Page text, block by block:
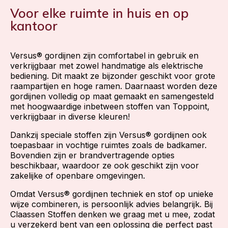
Voor elke ruimte in huis en op
kantoor
Versus® gordijnen zijn comfortabel in gebruik en
verkrijgbaar met zowel handmatige als elektrische
bediening. Dit maakt ze bijzonder geschikt voor grote
raampartijen en hoge ramen. Daarnaast worden deze
gordijnen volledig op maat gemaakt en samengesteld
met hoogwaardige inbetween stoffen van Toppoint,
verkrijgbaar in diverse kleuren!
Dankzij speciale stoffen zijn Versus® gordijnen ook
toepasbaar in vochtige ruimtes zoals de badkamer.
Bovendien zijn er brandvertragende opties
beschikbaar, waardoor ze ook geschikt zijn voor
zakelijke of openbare omgevingen.
Omdat Versus® gordijnen techniek en stof op unieke
wijze combineren, is persoonlijk advies belangrijk. Bij
Claassen Stoffen denken we graag met u mee, zodat
u verzekerd bent van een oplossing die perfect past